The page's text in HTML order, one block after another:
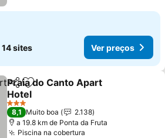
14 sites Ver preços
PartilharAdicionar aos favoritos
Praia do Canto Apart
Hotel
Ver preços
3 Estrelas
8,1 Muito boa
2.138
a 19.8 km de Ponta da Fruta
Piscina na cobertura